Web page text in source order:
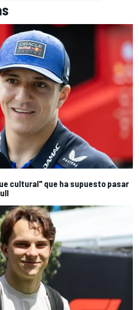
cultural" que ha supuesto pasar